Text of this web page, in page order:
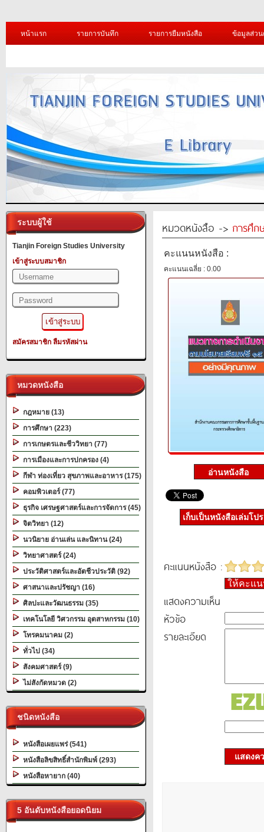
หน้าแรก รายการบันทึก รายการยืมหนังสือ ข้อมูลส่ว
ระบบผู้ใช้
Tianjin Foreign Studies University
เข้าสู่ระบบสมาชิก
สมัครสมาชิก ลืมรหัสผ่าน
หมวดหนังสือ
กฎหมาย (13)
การศึกษา (223)
การเกษตรและชีววิทยา (77)
การเมืองและการปกครอง (4)
กีฬา ท่องเที่ยว สุขภาพและอาหาร (175)
คอมพิวเตอร์ (77)
ธุรกิจ เศรษฐศาสตร์และการจัดการ (45)
จิตวิทยา (12)
นวนิยาย อ่านเล่น และนิทาน (24)
วิทยาศาสตร์ (24)
ประวัติศาสตร์และอัตชีวประวัติ (92)
ศาสนาและปรัชญา (16)
ศิลปะและวัฒนธรรม (35)
เทคโนโลยี วิศวกรรม อุตสาหกรรม (10)
โทรคมนาคม (2)
ทั่วไป (34)
สังคมศาสตร์ (9)
ไม่สังกัดหมวด (2)
ชนิดหนังสือ
หนังสือเผยแพร่ (541)
หนังสือลิขสิทธิ์สำนักพิมพ์ (293)
หนังสือหายาก (40)
5 อันดับหนังสือยอดนิยม
หมวดหนังสือ -> การศึก
คะแนนหนังสือ :
คะแนนเฉลี่ย : 0.00
เก็บเป็นหนังสือเล่มโป
คะแนนหนังสือ :
ให้คะแ
แสดงความเห็น
หัวข้อ
รายละเอียด
แสดงค